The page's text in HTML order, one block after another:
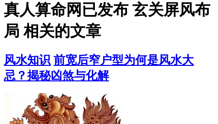
真人算命网已发布 玄关屏风布
局 相关的文章
风水知识 前宽后窄户型为何是风水大
忌？揭秘凶煞与化解